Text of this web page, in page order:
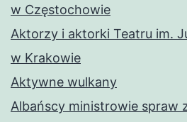
w Częstochowie
Aktorzy i aktorki Teatru im.
w Krakowie
Aktywne wulkany
Albańscy ministrowie spraw